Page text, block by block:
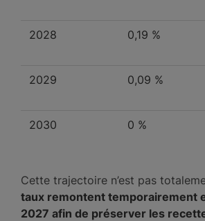
2028 0,19 %
2029 0,09 %
2030 0 %
Cette trajectoire n’est pas
taux remontent temporairement
2027 afin de préserver les